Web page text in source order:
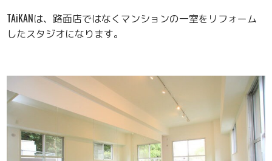
TAiKANは、路面店ではなくマンションの一室をリフォーム
したスタジオになります。